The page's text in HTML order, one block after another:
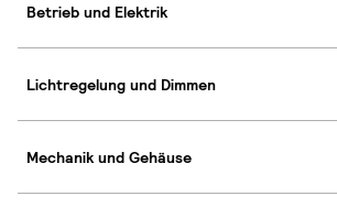
Betrieb und Elektrik
Lichtregelung und Dimmen
Mechanik und Gehäuse